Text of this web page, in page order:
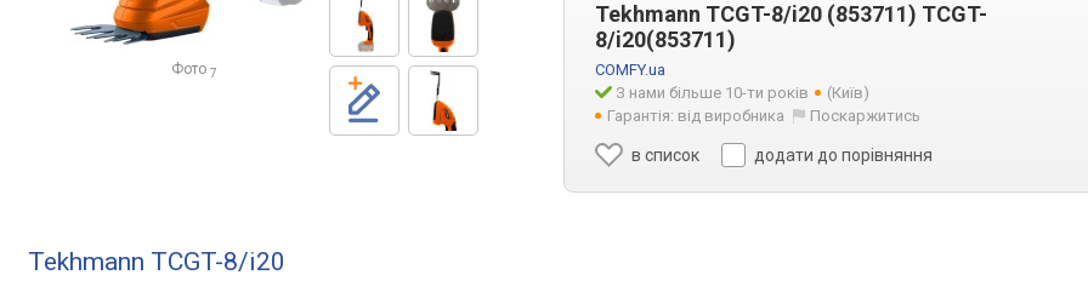
Фото 7
Tekhmann TCGT-8/i20 (853711) TCGT-
8/i20(853711)
COMFY.ua
З нами більше 10-ти років
(Київ)
Гарантія: від виробника
Поскаржитись
в список додати до порівняння
Tekhmann TCGT-8/i20